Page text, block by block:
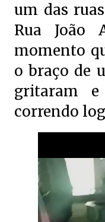
um das
Rua João
momento
o braço de
gritaram
correndo